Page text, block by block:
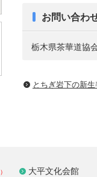
お問い合わ
栃木県茶華道協
とちぎ岩下の新
大平文化会館